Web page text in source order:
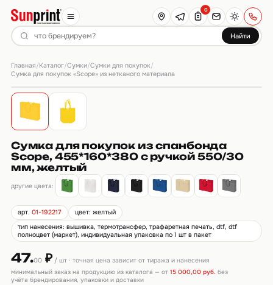
Найти
0
Главная/Каталог/Сумки/Сумки для покупок/
Сумка для покупок «Scope» из нетканого материала
Сумка для покупок из спанбонда
Scope, 455*160*380 с ручкой 550/30
мм, желтый
другие цвета:
арт.01-192217
цвет: желтый
тип нанесения: вышивка, термотрансфер, трафаретная печать, dtf, dtf
полноцвет (маркет), индивидуальная упаковка по 1 шт в пакет
47.00₽/ шт · точная цена зависит от тиража и нанесения
минимальный заказ на продукцию из каталога — от 15 000,00 руб. без
учёта брендирования, упаковки и доставки